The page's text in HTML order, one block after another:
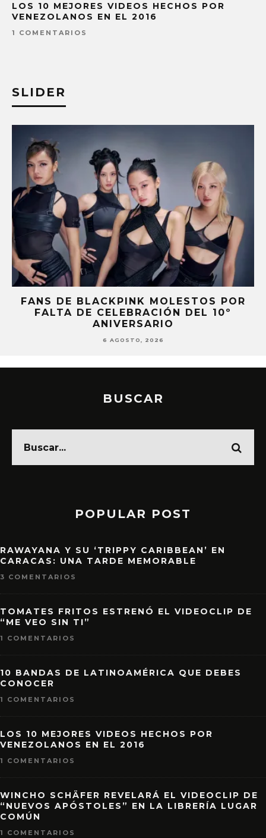
LOS 10 MEJORES VIDEOS HECHOS POR
VENEZOLANOS EN EL 2016
1 COMENTARIOS
SLIDER
FANS DE BLACKPINK MOLESTOS POR
FALTA DE CELEBRACIÓN DEL 10º
ANIVERSARIO
6 AGOSTO, 2026
BUSCAR
POPULAR POST
RAWAYANA Y SU ‘TRIPPY CARIBBEAN’ EN
CARACAS: UNA TARDE MEMORABLE
3 COMENTARIOS
TOMATES FRITOS ESTRENÓ EL VIDEOCLIP DE
“ME VEO SIN TI”
1 COMENTARIOS
10 BANDAS DE LATINOAMÉRICA QUE DEBES
CONOCER
1 COMENTARIOS
LOS 10 MEJORES VIDEOS HECHOS POR
VENEZOLANOS EN EL 2016
1 COMENTARIOS
WINCHO SCHÄFER REVELARÁ EL VIDEOCLIP DE
“NUEVOS APÓSTOLES” EN LA LIBRERÍA LUGAR
COMÚN
1 COMENTARIOS